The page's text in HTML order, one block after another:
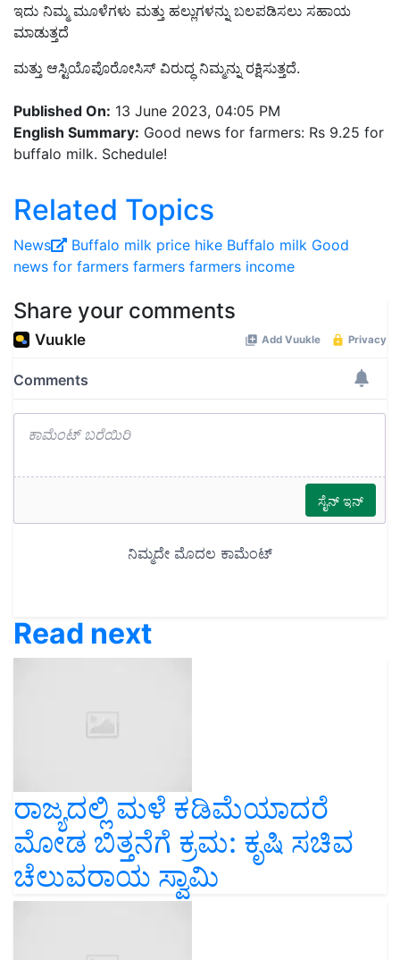
ಇದು ನಿಮ್ಮ ಮೂಳೆಗಳು ಮತ್ತು ಹಲ್ಲುಗಳನ್ನು ಬಲಪಡಿಸಲು ಸಹಾಯ
ಮಾಡುತ್ತದೆ
ಮತ್ತು ಆಸ್ಟಿಯೊಪೊರೋಸಿಸ್ ವಿರುದ್ಧ ನಿಮ್ಮನ್ನು ರಕ್ಷಿಸುತ್ತದೆ.
Published On: 13 June 2023, 04:05 PM
English Summary: Good news for farmers: Rs 9.25 for
buffalo milk. Schedule!
Related Topics
News Buffalo milk price hike Buffalo milk Good
news for farmers farmers farmers income
Share your comments
Read next
ರಾಜ್ಯದಲ್ಲಿ ಮಳೆ ಕಡಿಮೆಯಾದರೆ
ಮೋಡ ಬಿತ್ತನೆಗೆ ಕ್ರಮ: ಕೃಷಿ ಸಚಿವ
ಚೆಲುವರಾಯ ಸ್ವಾಮಿ